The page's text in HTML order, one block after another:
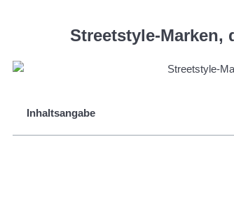
Streetstyle-Marken,
Inhaltsangabe